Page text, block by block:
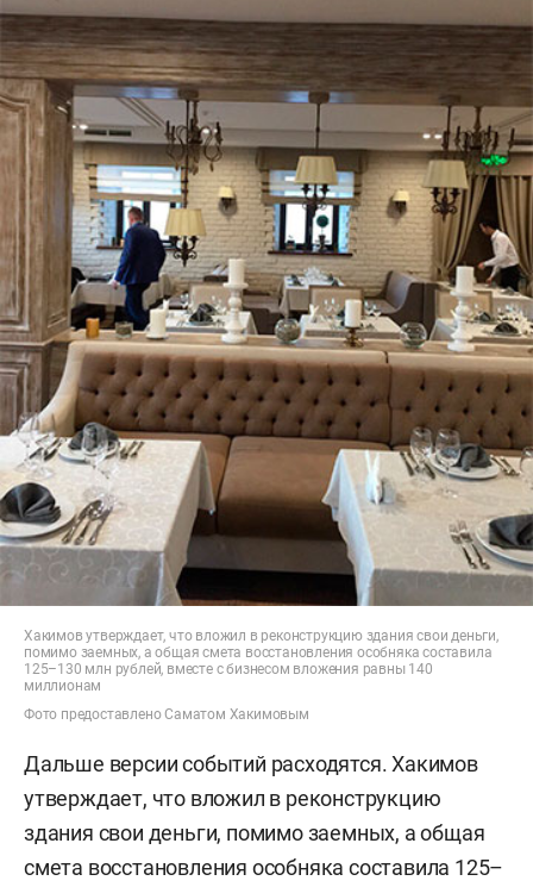
Хакимов утверждает, что вложил в реконструкцию здания свои деньги,
помимо заемных, а общая смета восстановления особняка составила
125–130 млн рублей, вместе с бизнесом вложения равны 140
миллионам
Фото предоставлено Саматом Хакимовым
Дальше версии событий расходятся. Хакимов
утверждает, что вложил в реконструкцию
здания свои деньги, помимо заемных, а общая
смета восстановления особняка составила 125–